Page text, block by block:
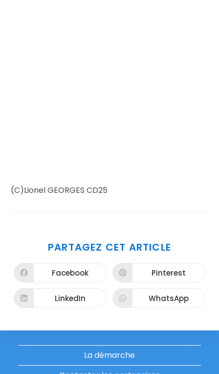
(C)Lionel GEORGES CD25
PARTAGEZ CET ARTICLE
Ouvrir
autre
fenêtre
Facebook Ouvrir
autre
fenêtre
Pinterest
Ouvrir
fenêtre
LinkedIn Ouvrir
fenêtre
WhatsApp
La démarche